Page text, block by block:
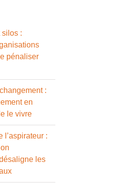
silos :
pénaliser
:
en
le vivre
l’aspirateur :
les